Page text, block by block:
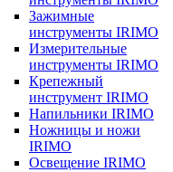
Зажимные
инструменты IRIMO
Измерительные
инструменты IRIMO
Крепежный
инструмент IRIMO
Напильники IRIMO
Ножницы и ножи
IRIMO
Освещение IRIMO